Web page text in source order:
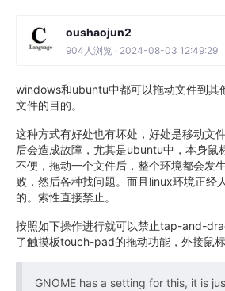
oushaojun2
904人浏览 · 2024-08-03 12:49:29
windows和ubuntu中都可以拖动文件到其
文件的目的。
这种方式有好处也有坏处，好处是移动文
后会造成故障，尤其是ubuntu中，本身鼠
不便，拖动一个文件后，整个环境都会发
败，然后各种找问题。而且linux环境正经
的。索性直接禁止。
按照如下操作进行就可以禁止tap-and-
了触摸板touch-pad的拖动功能，外接鼠标
GNOME has a setting for this, it is